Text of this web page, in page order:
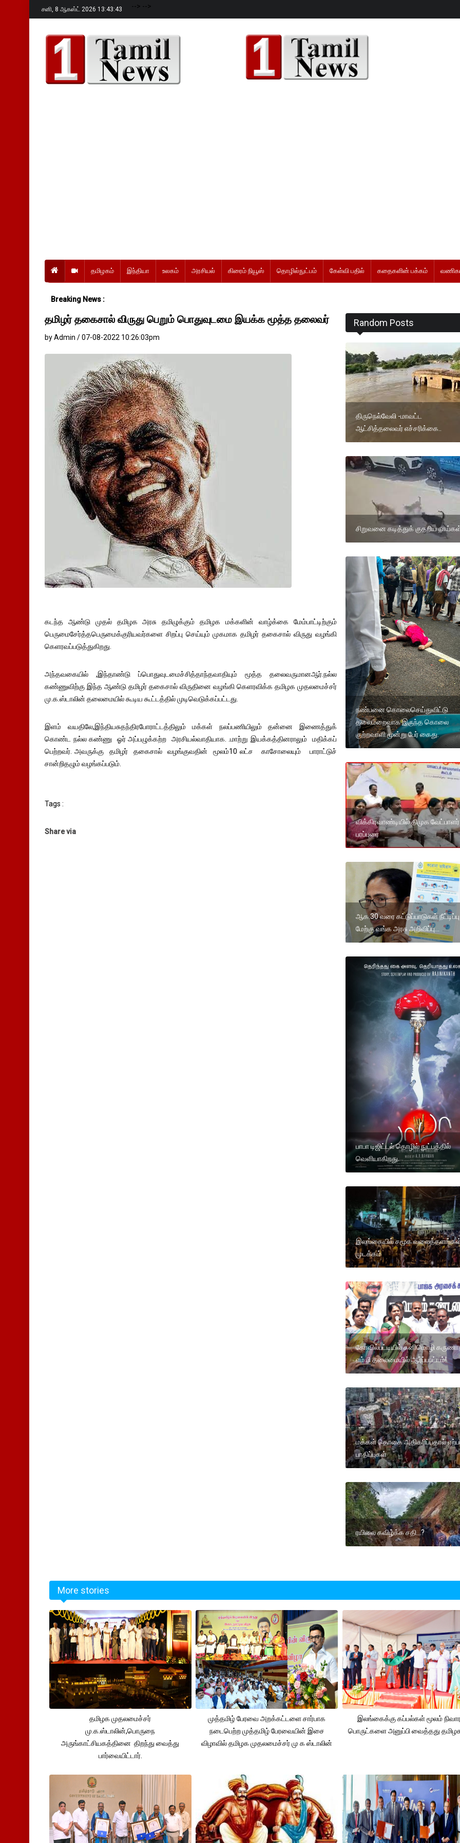
சனி, 8 ஆகஸ்ட் 2026 13:43:45 --> -->
தமிழகம் இந்தியா உலகம் அரசியல் கிரைம் நியூஸ் தொழில்நுட்பம் கேள்வி பதில் கதைகளின் பக்கம்
Breaking News :
தமிழர் தகைசால் விருது பெறும் பொதுவுடமை இயக்க மூத்த தலைவர்
by Admin / 07-08-2022 10:26:03pm
கடந்த ஆண்டு முதல் தமிழக அரசு தமிழுக்கும் தமிழக மக்களின் வாழ்க்கை மேம்பாட்டிற்கும்
பெருமைசேர்த்தபெருமைக்குரியவர்களை சிறப்பு செய்யும் முகமாக தமிழர் தகைசால் விருது வழங்கி
கெளரவப்படுத்துகிறது.
அந்தவகையில் ,இந்தாண்டு ப்பொதுவுடமைச்சித்தாந்தவாதியும் மூத்த தலைவருமானஆர்.நல்ல
கண்ணுவிற்கு இந்த ஆண்டு தமிழர் தகைசால் விருதினை வழங்கி கெளரவிக்க தமிழக முதலமைச்சர்
மு.க.ஸ்டாலின் தலைமையில் கூடிய கூட்டத்தில் முடிவெடுக்கப்பட்டது.
இளம் வயதிலே,இந்தியசுதந்திரபோராட்டத்திலும் மக்கள் நலப்பணியிலும் தன்னை இணைத்துக்
கொண்ட நல்ல கண்ணு ஓர் அப்பழுக்கற்ற அரசியல்வாதியாக. .மாற்று இயக்கத்தினராலும் மதிக்கப்
பெற்றவர். அவருக்கு தமிழர் தகைசால் வழங்குவதின் மூலம்10 லட்ச காசோலையும் பாராட்டுச்
சான்றிதழும் வழங்கப்படும்.
Tags :
Share via
Random Posts
திருநெல்வேலி -மாவட்ட
ஆட்சித்தலைவர் எச்சரிக்கை..
சிறுவனை கடித்துக் குதறிய
நண்பனை கொலைசெய்துவிட்டு
தலைமறைவாக இருந்த கொலை
குற்றவாளி மூன்று பேர் கைது.
விக்கிரவாண்டியில் திமுக வேட்பாளர்
பரப்புரை
ஆக.30 வரை கட்டுப்பாடுகள்
மேற்கு வங்க அரசு அறிவிப்பு...
பாபா டிஜிட்டல் தொழில் நுட்பத்தில்
வெளியாகிறது.
இலங்கையில் சமூக
முடக்கம்
கோவில்பட்டியில் கனிமொழி
எம்.பி தலைமையில் ஆர்ப்பாட்டம்!
மக்கள் தொகை அதிகரிப்பதால்
பாதிப்புகள்
ரயிலை கவிழ்க்க சதி...?
More stories
தமிழக முதலமைச்சர்
மு.க.ஸ்டாலின்,பொருநை
அருங்காட்சியகத்தினை திறந்து வைத்து
பார்வையிட்டார்.
முத்தமிழ் பேரவை அறக்கட்டளை சார்பாக
நடைபெற்ற முத்தமிழ் பேரவையின் இசை
விழாவில் தமிழக முதலமைச்சர் மு க ஸ்டாலின்
இலங்கைக்கு கப்பல்கள் மூலம்
பொருட்களை அனுப்பி வைத்தது